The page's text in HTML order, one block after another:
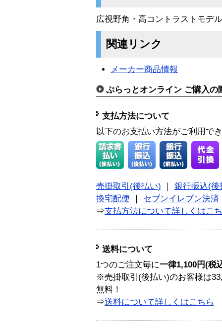
広視野角・高コントラストモデ
関連リンク
メーカー商品情報
ぷらっとオンライン ご購入の
支払方法について
以下のお支払い方法がご利用で
売掛取引(後払い)
銀行振込(後
換宅配便
セブンイレブン決済
⇒支払方法について詳しくはこ
送料について
1つのご注文毎に一律1,100円(税
※売掛取引(後払い)のお客様は
無料！
⇒送料について詳しくはこちら